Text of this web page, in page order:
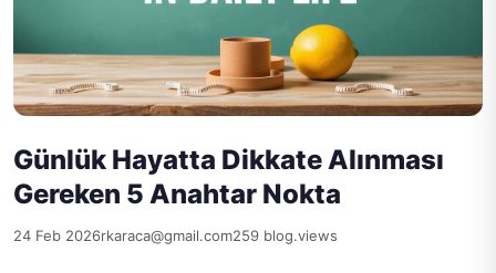
Günlük Hayatta Dikkate Alınması
Gereken 5 Anahtar Nokta
24 Feb 2026rkaraca@gmail.com259 blog.views